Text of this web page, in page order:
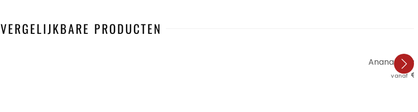
VERGELIJKBARE PRODUCTEN
Ananas –
vanaf €